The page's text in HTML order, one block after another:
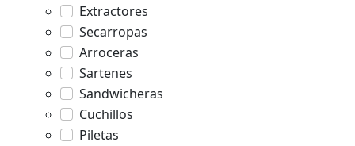
Extractores
Secarropas
Arroceras
Sartenes
Sandwicheras
Cuchillos
Piletas